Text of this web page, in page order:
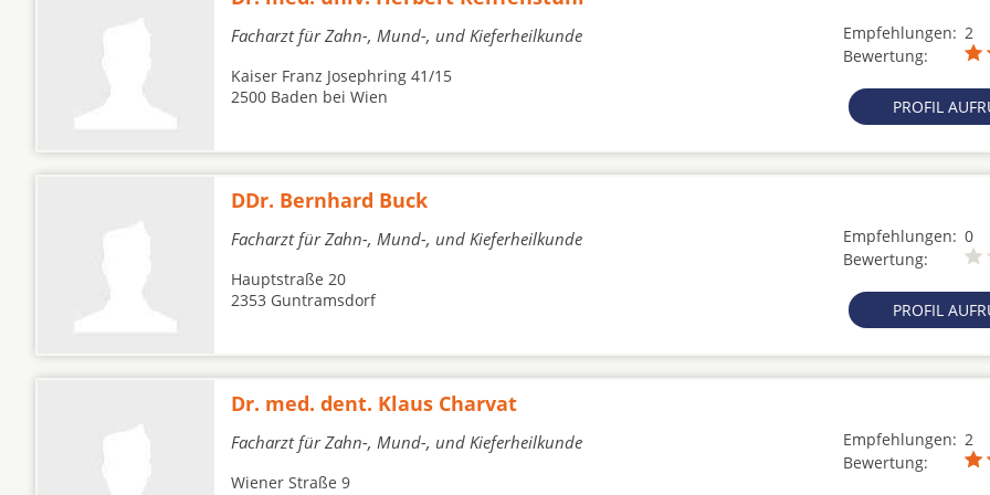
Facharzt für Zahn-, Mund-, und Kieferheilkunde Empfehlungen: 2
Bewertung:
PROFIL
Kaiser Franz Josephring 41/15
2500 Baden bei Wien
DDr. Bernhard Buck
Facharzt für Zahn-, Mund-, und Kieferheilkunde Empfehlungen: 0
Bewertung:
PROFIL
Hauptstraße 20
2353 Guntramsdorf
Dr. med. dent. Klaus Charvat
Facharzt für Zahn-, Mund-, und Kieferheilkunde Empfehlungen: 2
Bewertung:
Wiener Straße 9